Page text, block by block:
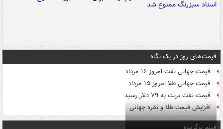
قیمت‌های روز در یک نگاه
قیمت جهانی نفت امروز ۱۶ مرداد
قیمت جهانی طلا امروز ۱۵ مرداد
قیمت نفت برنت به ۷۹ دلار رسید
افزایش قیمت طلا و نقره جهانی